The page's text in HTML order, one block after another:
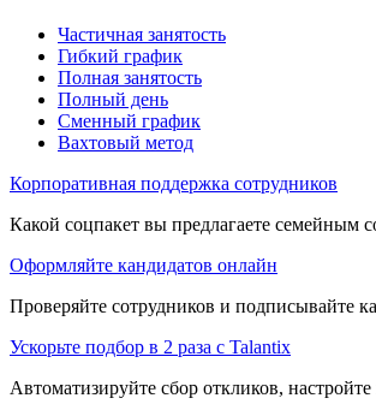
Частичная занятость
Гибкий график
Полная занятость
Полный день
Сменный график
Вахтовый метод
Корпоративная поддержка сотрудников
Какой соцпакет вы предлагаете семейным
Оформляйте кандидатов онлайн
Проверяйте сотрудников и подписывайте
Ускорьте подбор в 2 раза с Talantix
Автоматизируйте сбор откликов,